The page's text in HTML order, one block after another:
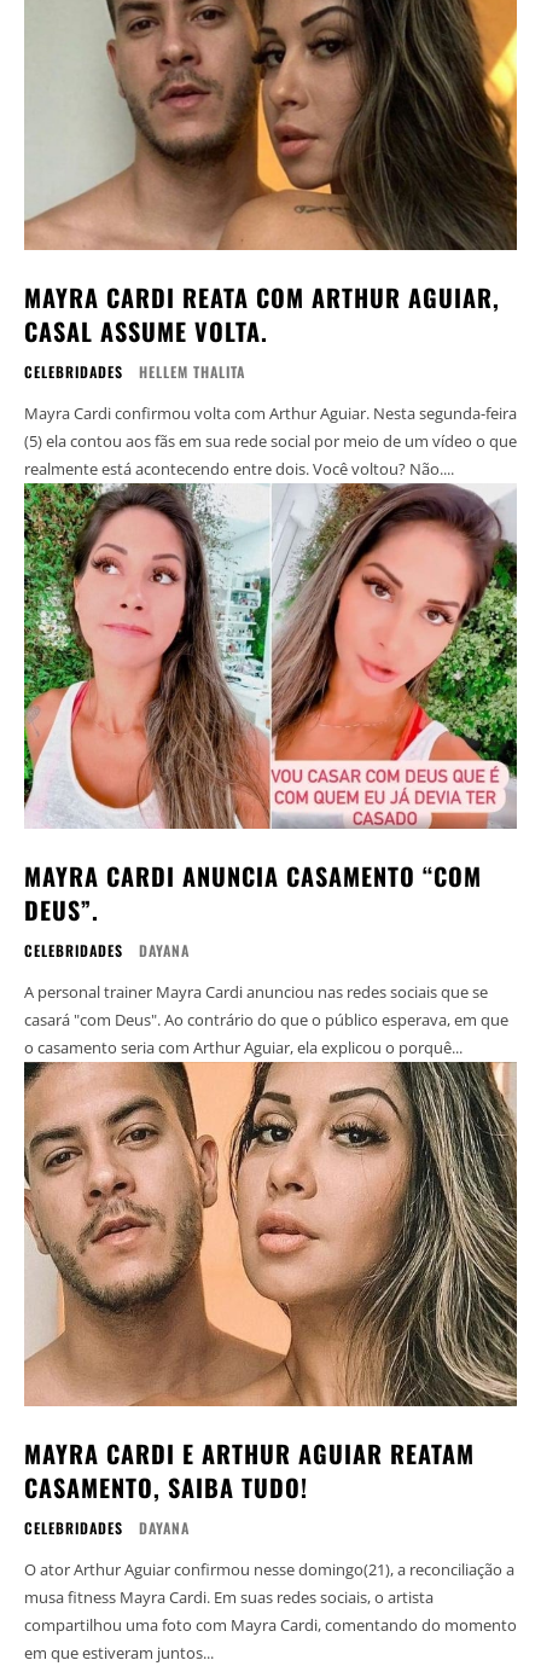
MAYRA CARDI REATA COM ARTHUR AGUIAR,
CASAL ASSUME VOLTA.
CELEBRIDADES HELLEM THALITA
Mayra Cardi confirmou volta com Arthur Aguiar. Nesta segunda-feira
(5) ela contou aos fãs em sua rede social por meio de um vídeo o que
realmente está acontecendo entre dois. Você voltou? Não....
MAYRA CARDI ANUNCIA CASAMENTO “COM
DEUS”.
CELEBRIDADES DAYANA
A personal trainer Mayra Cardi anunciou nas redes sociais que se
casará "com Deus". Ao contrário do que o público esperava, em que
o casamento seria com Arthur Aguiar, ela explicou o porquê...
MAYRA CARDI E ARTHUR AGUIAR REATAM
CASAMENTO, SAIBA TUDO!
CELEBRIDADES DAYANA
O ator Arthur Aguiar confirmou nesse domingo(21), a reconciliação a
musa fitness Mayra Cardi. Em suas redes sociais, o artista
compartilhou uma foto com Mayra Cardi, comentando do momento
em que estiveram juntos...